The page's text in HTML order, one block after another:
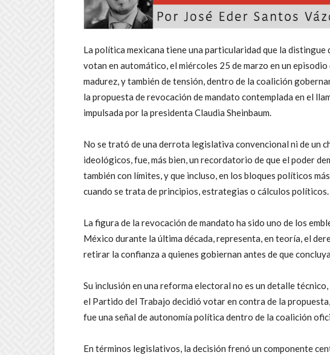
La política mexicana tiene una particularidad que la
votan en automático, el miércoles 25 de marzo en un
madurez, y también de tensión, dentro de la coalición
la propuesta de revocación de mandato contemplada en el
impulsada por la presidenta Claudia Sheinbaum.
No se trató de una derrota legislativa convencional ni de un
ideológicos, fue, más bien, un recordatorio de que el poder
también con límites, y que incluso, en los bloques políticos
cuando se trata de principios, estrategias o cálculos políticos.
La figura de la revocación de mandato ha sido uno de los
México durante la última década, representa, en teoría, el
retirar la confianza a quienes gobiernan antes de que
Su inclusión en una reforma electoral no es un detalle
el Partido del Trabajo decidió votar en contra de la
fue una señal de autonomía política dentro de la coalición
En términos legislativos, la decisión frenó un componente